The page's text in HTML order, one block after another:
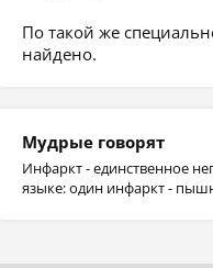
По такой же
найдено.
Мудрые говорят
Инфаркт - единственное
языке: один инфаркт -